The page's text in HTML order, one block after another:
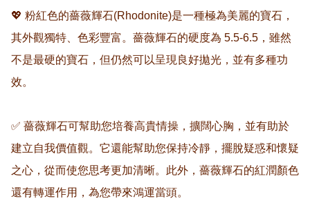
💖 粉紅色的薔薇輝石(Rhodonite)是一種極為美麗的寶石，
其外觀獨特、色彩豐富。薔薇輝石的硬度為 5.5-6.5，雖然
不是最硬的寶石，但仍然可以呈現良好拋光，並有多種功
效。
✅ 薔薇輝石可幫助您培養高貴情操，擴闊心胸，並有助於
建立自我價值觀。它還能幫助您保持冷靜，擺脫疑惑和懷疑
之心，從而使您思考更加清晰。此外，薔薇輝石的紅潤顏色
還有轉運作用，為您帶來鴻運當頭。